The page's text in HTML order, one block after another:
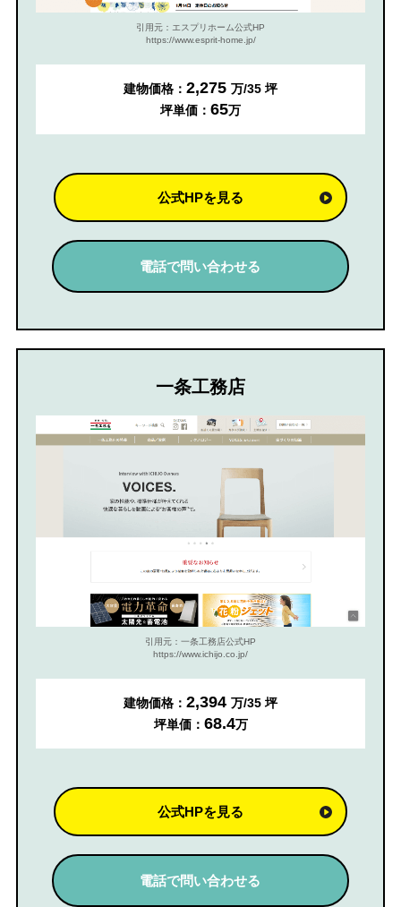
引用元：エスプリホーム公式HP
https://www.esprit-home.jp/
建物価格： 2,275 万/35 坪
坪単価： 65万
公式HPを見る
電話で問い合わせる
一条工務店
引用元：一条工務店公式HP
https://www.ichijo.co.jp/
建物価格： 2,394 万/35 坪
坪単価： 68.4万
公式HPを見る
電話で問い合わせる